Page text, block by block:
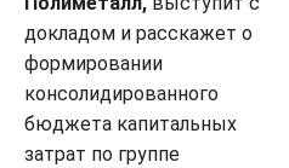
докладом и расскажет о
формировании
консолидированного
бюджета капитальных
затрат по группе